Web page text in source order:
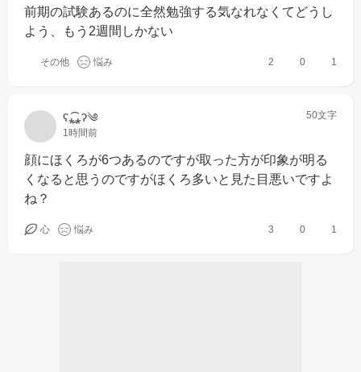
前期の試験あるのに全然勉強する気なれなくてどうし
よう、もう2週間しかない
その他 悩み 2 0 1
ʕ⁎̯͡⁎ʔ༄
1時間前
50文字
顔にほくろが6つあるのですが取った方が印象が明る
くなると思うのですがほくろ多いと見た目悪いですよ
ね？
心 悩み 3 0 1